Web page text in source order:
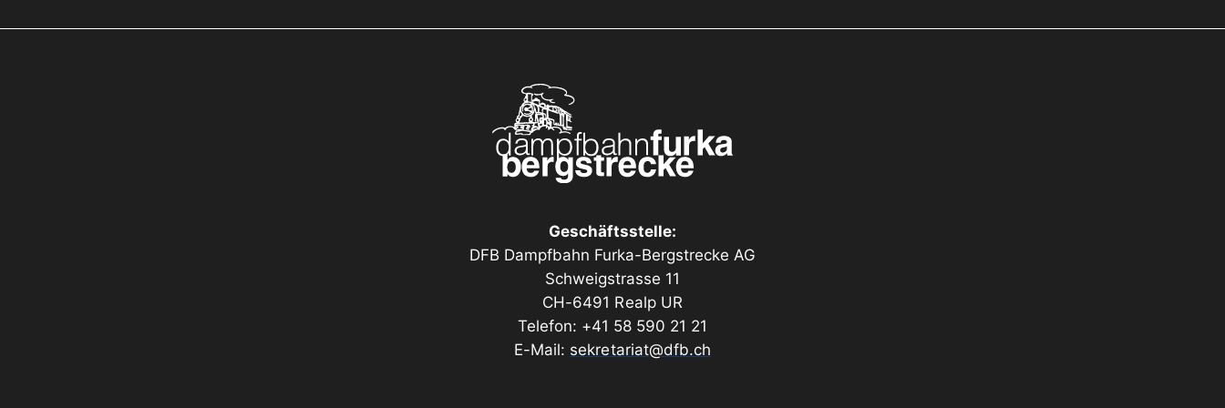
Dal punto di partenza facciamo il nostro percorso con le racchette da neve nella notte
salita ripida attraverso la foresta e le formazioni rocciose, raggiungiamo il punto più alto
Registrazione a breve termine su richiesta (telefono: +41 79 247 74 72)
Geschäftsstelle:
DFB Dampfbahn Furka-Bergstrecke AG
Schweigstrasse 11
CH-6491 Realp UR
Telefon: +41 58 590 21 21
E-Mail: sekretariat@dfb.ch